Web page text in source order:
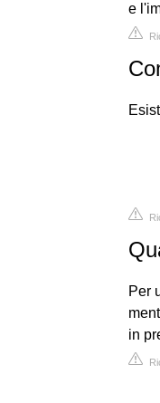
e
Per
in